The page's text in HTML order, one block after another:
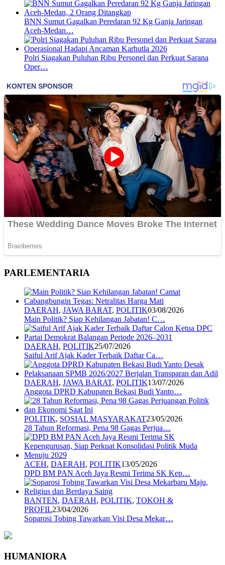
BNN Sumut Gagalkan Peredaran 92 Kg Ganja Jaringan
Aceh-Medan…
Polri Siagakan Puluhan Ribu Personel dan Perkuat Sarana
Oper…
PARLEMENTARIA
DAERAH, JAWA BARAT, POLITIK03/08/2026
Main Politik? Siap Kehilangan Jabatan! C…
DAERAH, POLITIK25/07/2026
Saiful Arif Ajak Kader Terbaik Daftar Ca…
DAERAH, JAWA BARAT, POLITIK13/07/2026
Anggota DPRD Kabupaten Bekasi Budi Yanto…
POLITIK, SOSIAL MASYARAKAT23/05/2026
28 Tahun Reformasi, Pena 98 Gagas Perjua…
ACEH, DAERAH, POLITIK13/05/2026
DPD BM PAN Aceh Jaya Resmi Terima SK Kep…
BANTEN, DAERAH, POLITIK, TOKOH &
PROFIL23/04/2026
Soparosi Tobing Tawarkan Visi Desa Mekar…
HUMANIORA